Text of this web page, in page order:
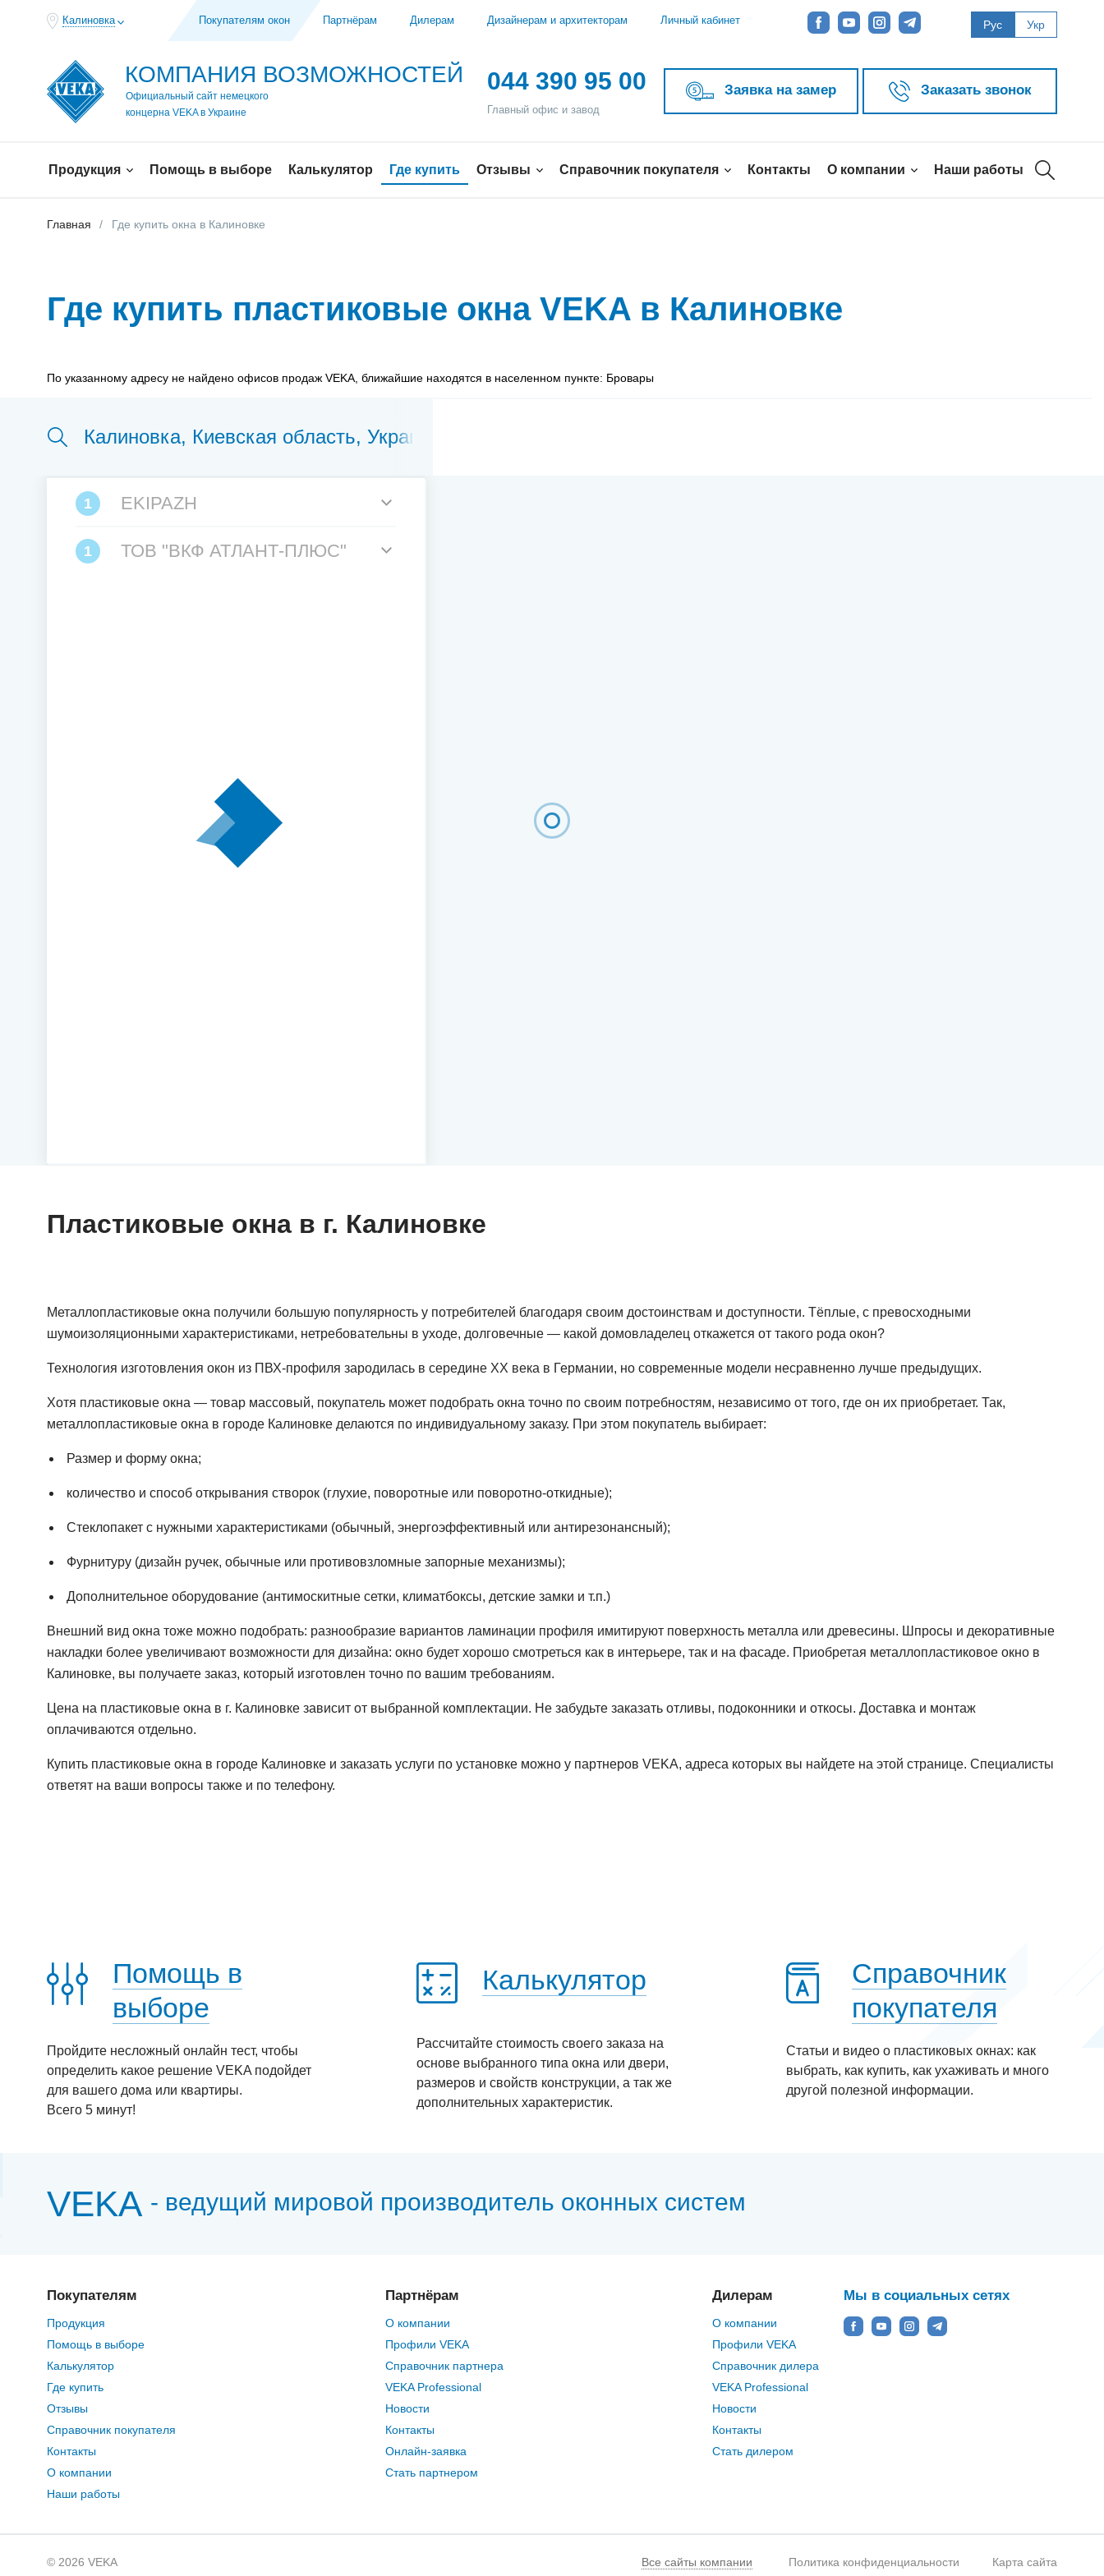
Калиновка Покупателям окон Партнёрам Дилерам Дизайнерам и архитекторам Личный кабинет Рус Укр
КОМПАНИЯ ВОЗМОЖНОСТЕЙ
Официальный сайт немецкого
концерна VEKA в Украине
044 390 95 00
Главный офис и завод
Заявка на замер Заказать звонок
Продукция Помощь в выборе Калькулятор Где купить Отзывы Справочник покупателя Контакты О компании Наши работы
Главная Где купить окна в Калиновке
Где купить пластиковые окна VEKA в Калиновке
По указанному адресу не найдено офисов продаж VEKA, ближайшие находятся в населенном пункте: Бровары
1 EKIPAZH
1 ТОВ "ВКФ АТЛАНТ-ПЛЮС"
Пластиковые окна в г. Калиновке
Металлопластиковые окна получили большую популярность у потребителей благодаря своим достоинствам и доступности. Тёплые, с превосходными
шумоизоляционными характеристиками, нетребовательны в уходе, долговечные — какой домовладелец откажется от такого рода окон?
Технология изготовления окон из ПВХ-профиля зародилась в середине ХХ века в Германии, но современные модели несравненно лучше предыдущих.
Хотя пластиковые окна — товар массовый, покупатель может подобрать окна точно по своим потребностям, независимо от того, где он их приобретает. Так,
металлопластиковые окна в городе Калиновке делаются по индивидуальному заказу. При этом покупатель выбирает:
Размер и форму окна;
количество и способ открывания створок (глухие, поворотные или поворотно-откидные);
Стеклопакет с нужными характеристиками (обычный, энергоэффективный или антирезонансный);
Фурнитуру (дизайн ручек, обычные или противовзломные запорные механизмы);
Дополнительное оборудование (антимоскитные сетки, климатбоксы, детские замки и т.п.)
Внешний вид окна тоже можно подобрать: разнообразие вариантов ламинации профиля имитируют поверхность металла или древесины. Шпросы и декоративные
накладки более увеличивают возможности для дизайна: окно будет хорошо смотреться как в интерьере, так и на фасаде. Приобретая металлопластиковое окно в
Калиновке, вы получаете заказ, который изготовлен точно по вашим требованиям.
Цена на пластиковые окна в г. Калиновке зависит от выбранной комплектации. Не забудьте заказать отливы, подоконники и откосы. Доставка и монтаж
оплачиваются отдельно.
Купить пластиковые окна в городе Калиновке и заказать услуги по установке можно у партнеров VEKA, адреса которых вы найдете на этой странице. Специалисты
ответят на ваши вопросы также и по телефону.
Помощь в
выборе
Пройдите несложный онлайн тест, чтобы
определить какое решение VEKA подойдет
для вашего дома или квартиры.
Всего 5 минут!
Калькулятор
Рассчитайте стоимость своего заказа на
основе выбранного типа окна или двери,
размеров и свойств конструкции, а так же
дополнительных характеристик.
Справочник
покупателя
Статьи и видео о пластиковых окнах: как
выбрать, как купить, как ухаживать и много
другой полезной информации.
VEKA - ведущий мировой производитель оконных систем
Покупателям
Продукция
Помощь в выборе
Калькулятор
Где купить
Отзывы
Справочник покупателя
Контакты
О компании
Наши работы
Партнёрам
О компании
Профили VEKA
Справочник партнера
VEKA Professional
Новости
Контакты
Онлайн-заявка
Стать партнером
Дилерам
О компании
Профили VEKA
Справочник дилера
VEKA Professional
Новости
Контакты
Стать дилером
Мы в социальных сетях
© 2026 VEKA Все сайты компании Политика конфиденциальности Карта сайта